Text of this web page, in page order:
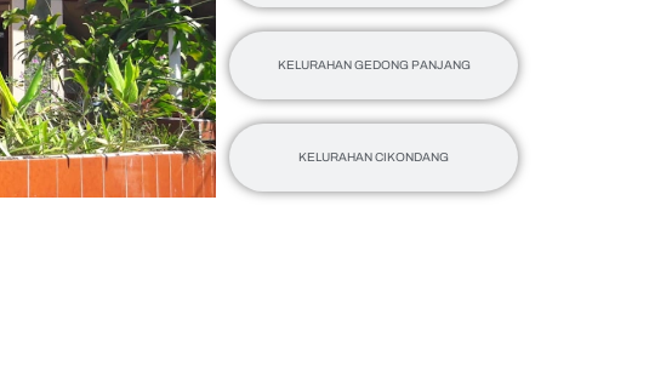
KELURAHAN GEDONG PANJANG
KELURAHAN CIKONDANG